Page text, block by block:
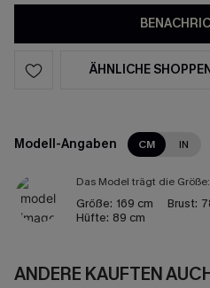
ÄHNLICHE
Modell-Angaben CM IN
Das Model trägt die Größe:
Größe: 169 cm Brust:
Hüfte: 89 cm
ANDERE KAUFTEN